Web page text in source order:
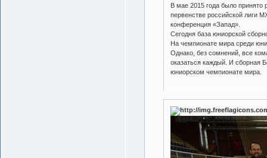
В мае 2015 года было принято
первенстве российской лиги
конференция «Запад».
Сегодня база юниорской
На чемпионате мира среди
Однако, без сомнений, все
оказаться каждый. И сборная
юниорском чемпионате мира.